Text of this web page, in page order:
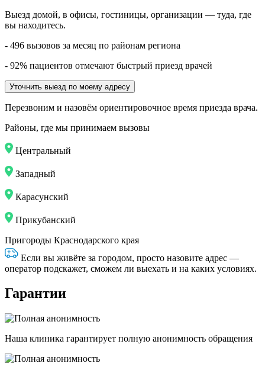
Выезд домой, в офисы, гостиницы, организации — туда, где
вы находитесь.
- 496 вызовов за месяц по районам региона
- 92% пациентов отмечают быстрый приезд врачей
Уточнить выезд по моему адресу
Перезвоним и назовём ориентировочное время приезда врача.
Районы, где мы принимаем вызовы
Центральный
Западный
Карасунский
Прикубанский
Пригороды Краснодарского края
Если вы живёте за городом, просто назовите адрес —
оператор подскажет, сможем ли выехать и на каких условиях.
Гарантии
Наша клиника гарантирует полную анонимность обращения